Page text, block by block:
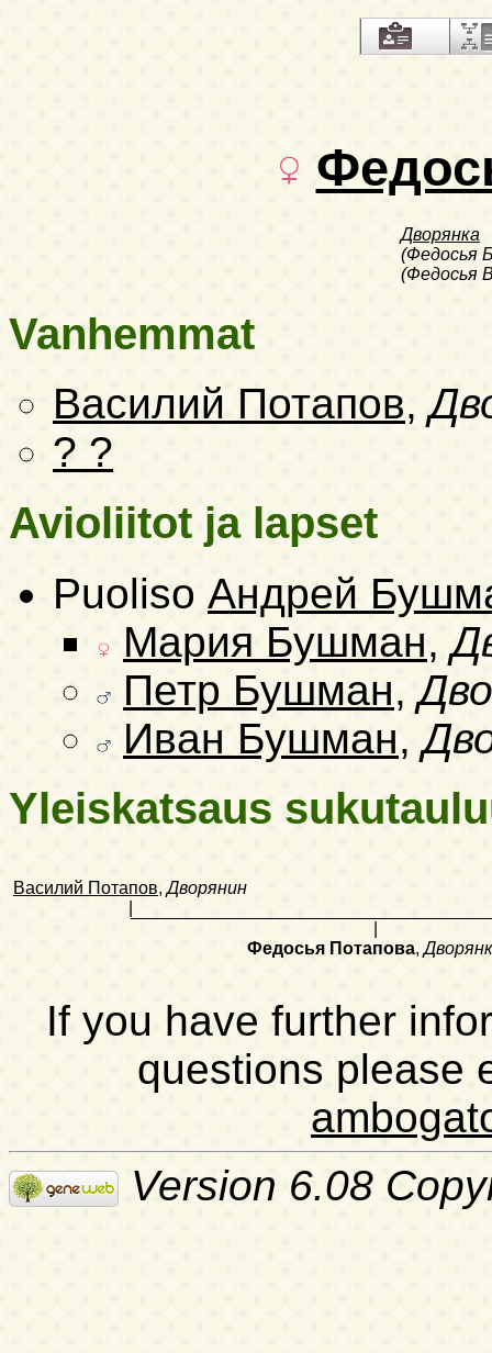
Дворянка
(Федосья
(Федосья
Vanhemmat
Василий Потапов,
? ?
Avioliitot ja lapset
Puoliso Андрей
Мария Бушман,
Петр Бушман,
Иван Бушман,
Yleiskatsaus
Василий Потапов,Дворянин
Федосья Потапова,
If you have further
questions please
Version 6.08